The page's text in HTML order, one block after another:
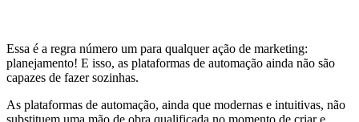
Essa é a regra número um para qualquer ação de marketing:
planejamento! E isso, as plataformas de automação ainda não são
capazes de fazer sozinhas.
As plataformas de automação, ainda que modernas e intuitivas, não